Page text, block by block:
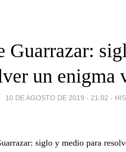
Guarrazar:
un enigma
10 DE AGOSTO DE 2019 - 21:02 -
siglo y medio para